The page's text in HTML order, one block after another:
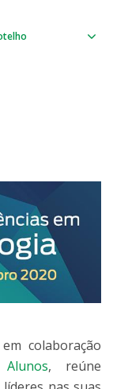
colaboração
, reúne